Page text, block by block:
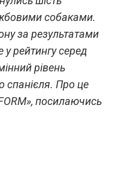
собаками.
за результатами
рейтингу серед
рівень
спанієля. Про це
посилаючись